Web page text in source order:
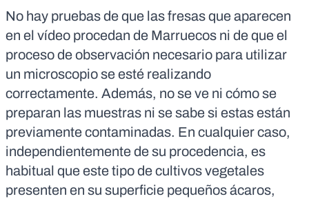
No hay pruebas de que las fresas que aparecen
en el vídeo procedan de Marruecos ni de que el
proceso de observación necesario para utilizar
un microscopiose esté realizando
correctamente. Además, no se ve ni cómo se
preparan las muestras ni se sabe si estas están
previamente contaminadas. En cualquier caso,
independientemente de su procedencia, es
habitual que este tipo de cultivos vegetales
presenten en su superficie pequeños ácaros,